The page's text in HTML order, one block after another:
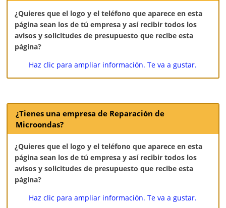
¿Quieres que el logo y el teléfono que aparece en esta
página sean los de tú empresa y así recibir todos los
avisos y solicitudes de presupuesto que recibe esta
página?
Haz clic para ampliar información. Te va a gustar.
¿Tienes una empresa de Reparación de
Microondas?
¿Quieres que el logo y el teléfono que aparece en esta
página sean los de tú empresa y así recibir todos los
avisos y solicitudes de presupuesto que recibe esta
página?
Haz clic para ampliar información. Te va a gustar.